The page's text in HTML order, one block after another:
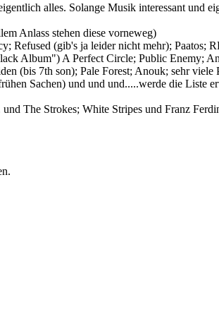
alles. Solange Musik interessant und
Anlass stehen diese vorneweg)
Refused (gib's ja leider nicht mehr);
Album") A Perfect Circle; Public Enemy;
(bis 7th son); Pale Forest; Anouk; sehr
Sachen) und und und.....werde die Liste
The Strokes; White Stripes und Franz